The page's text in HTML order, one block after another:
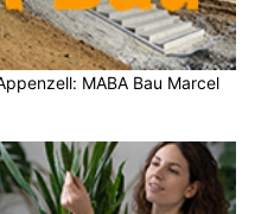
MABA Bau Marcel